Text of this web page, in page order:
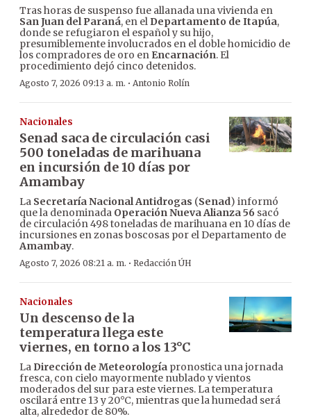
Tras horas de suspenso fue allanada una vivienda en
San Juan del Paraná, en el Departamento de Itapúa,
donde se refugiaron el español y su hijo,
presumiblemente involucrados en el doble homicidio de
los compradores de oro en Encarnación. El
procedimiento dejó cinco detenidos.
Agosto 7, 2026 09:13 a. m. · Antonio Rolín
Nacionales
Senad saca de circulación casi
500 toneladas de marihuana
en incursión de 10 días por
Amambay
La Secretaría Nacional Antidrogas (Senad) informó
que la denominada Operación Nueva Alianza 56 sacó
de circulación 498 toneladas de marihuana en 10 días de
incursiones en zonas boscosas por el Departamento de
Amambay.
Agosto 7, 2026 08:21 a. m. · Redacción ÚH
Nacionales
Un descenso de la
temperatura llega este
viernes, en torno a los 13°C
La Dirección de Meteorología pronostica una jornada
fresca, con cielo mayormente nublado y vientos
moderados del sur para este viernes. La temperatura
oscilará entre 13 y 20°C, mientras que la humedad será
alta, alrededor de 80%.